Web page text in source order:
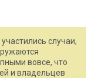
случаи,
вовсе, что
и владельцев